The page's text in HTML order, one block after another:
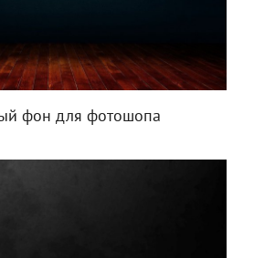
фон для фотошопа